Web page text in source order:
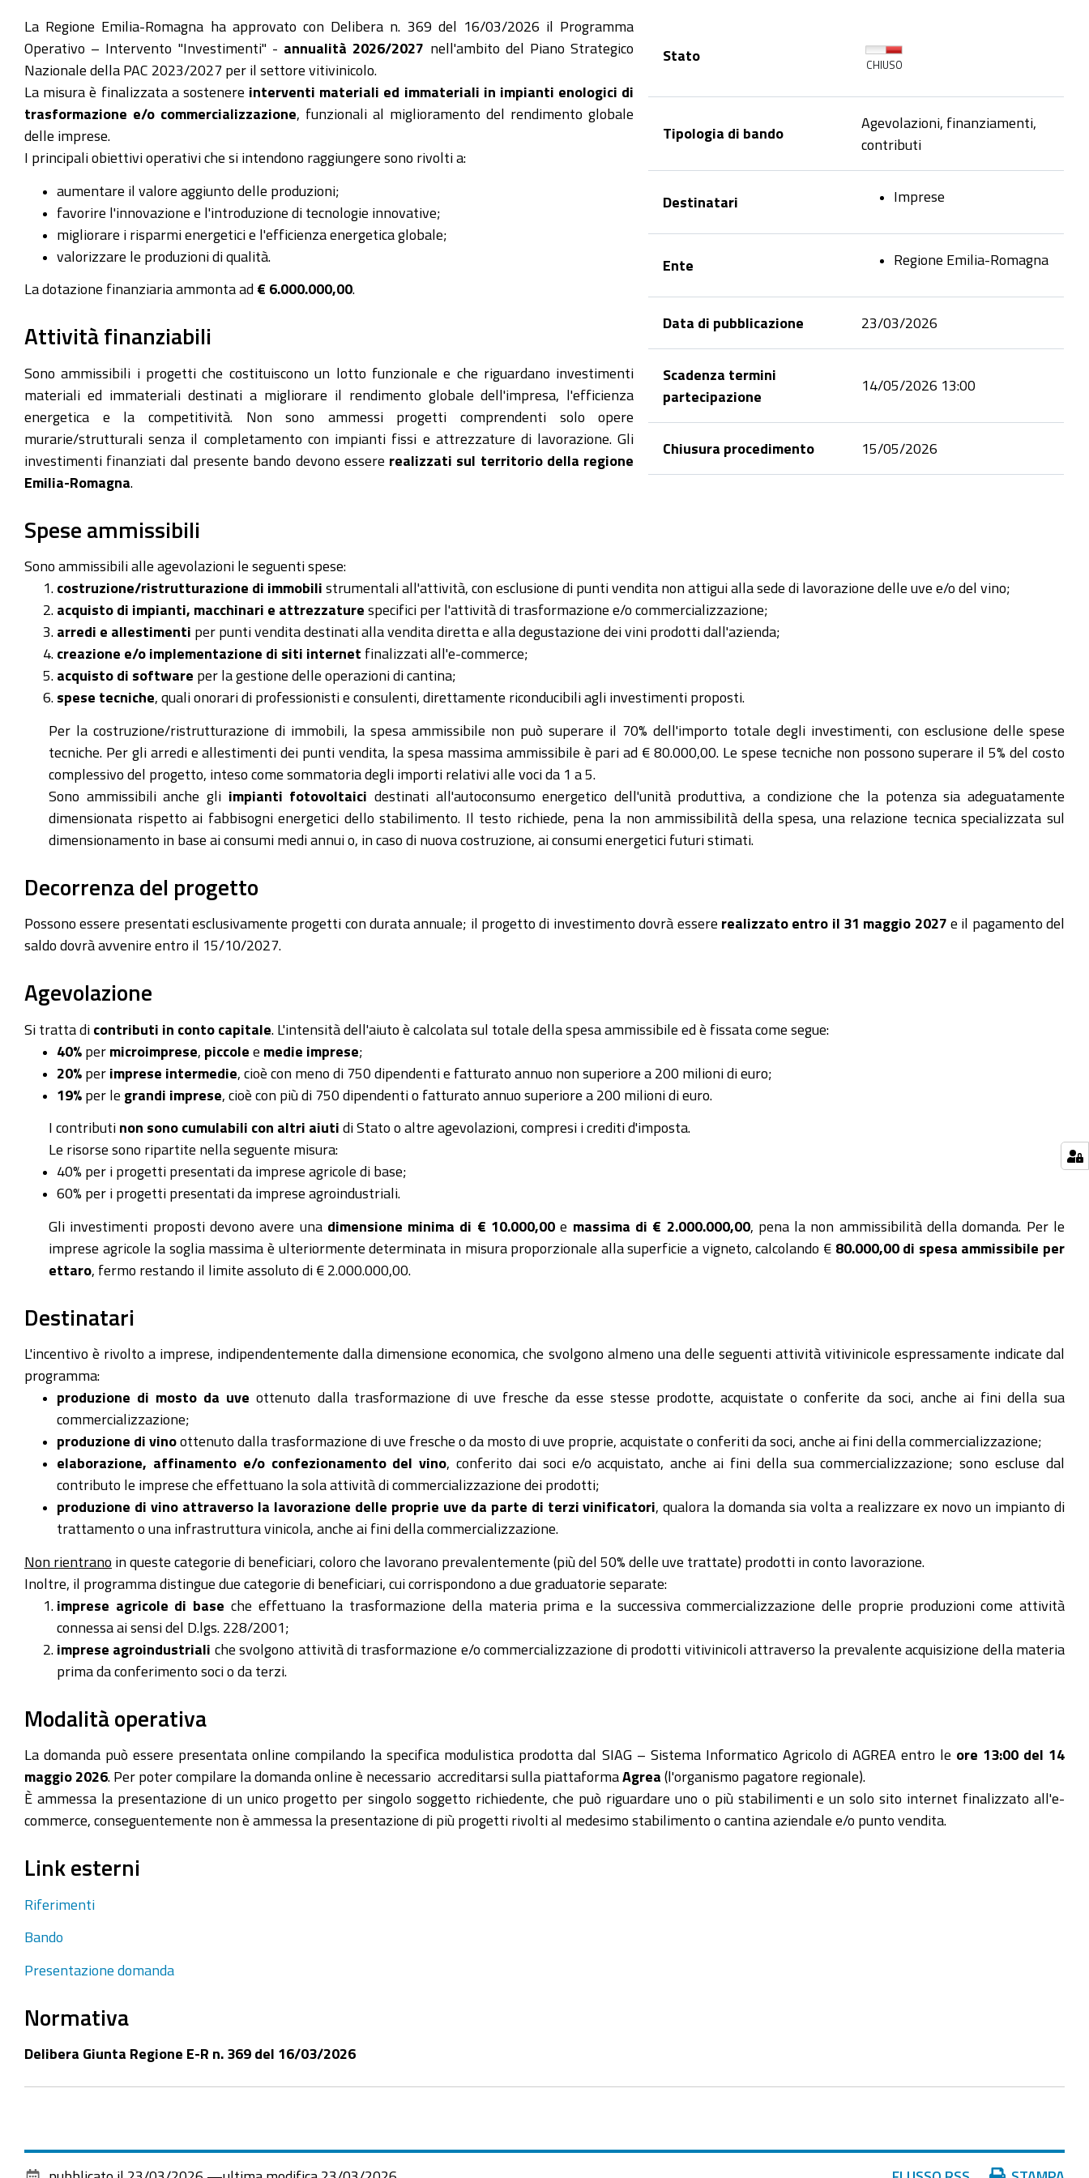
Stato
CHIUSO
Tipologia di bando
Agevolazioni, finanziamenti,
contributi
Destinatari Imprese
Ente Regione Emilia-Romagna
Data di pubblicazione 23/03/2026
Scadenza termini
partecipazione
14/05/2026 13:00
Chiusura procedimento 15/05/2026
La Regione Emilia-Romagna ha approvato con Delibera n. 369 del 16/03/2026 il Programma
Operativo – Intervento "Investimenti" - annualità 2026/2027 nell'ambito del Piano Strategico
Nazionale della PAC 2023/2027 per il settore vitivinicolo.
La misura è finalizzata a sostenere interventi materiali ed immateriali in impianti enologici di
trasformazione e/o commercializzazione , funzionali al miglioramento del rendimento globale
delle imprese.
I principali obiettivi operativi che si intendono raggiungere sono rivolti a:
aumentare il valore aggiunto delle produzioni;
favorire l'innovazione e l'introduzione di tecnologie innovative;
migliorare i risparmi energetici e l'efficienza energetica globale;
valorizzare le produzioni di qualità.
La dotazione finanziaria ammonta ad € 6.000.000,00
Attività finanziabili
Sono ammissibili i progetti che costituiscono un lotto funzionale e che riguardano investimenti
materiali ed immateriali destinati a migliorare il rendimento globale dell'impresa, l'efficienza
energetica e la competitività. Non sono ammessi progetti comprendenti solo opere
murarie/strutturali senza il completamento con impianti fissi e attrezzature di lavorazione. Gli
investimenti finanziati dal presente bando devono essere realizzati sul territorio della regione
Emilia-Romagna
Spese ammissibili
Sono ammissibili alle agevolazioni le seguenti spese:
costruzione/ristrutturazione di immobili strumentali all'attività, con esclusione di punti vendita non attigui alla sede di lavorazione delle uve e/o del vino;
acquisto di impianti, macchinari e attrezzature specifici per l'attività di trasformazione e/o commercializzazione;
arredi e allestimenti per punti vendita destinati alla vendita diretta e alla degustazione dei vini prodotti dall'azienda;
creazione e/o implementazione di siti internet finalizzati all'e-commerce;
acquisto di software per la gestione delle operazioni di cantina;
spese tecniche , quali onorari di professionisti e consulenti, direttamente riconducibili agli investimenti proposti.
Per la costruzione/ristrutturazione di immobili, la spesa ammissibile non può superare il 70% dell'importo totale degli investimenti, con esclusione delle spese
tecniche. Per gli arredi e allestimenti dei punti vendita, la spesa massima ammissibile è pari ad € 80.000,00. Le spese tecniche non possono superare il 5% del costo
complessivo del progetto, inteso come sommatoria degli importi relativi alle voci da 1 a 5.
Sono ammissibili anche gli impianti fotovoltaici destinati all'autoconsumo energetico dell'unità produttiva, a condizione che la potenza sia adeguatamente
dimensionata rispetto ai fabbisogni energetici dello stabilimento. Il testo richiede, pena la non ammissibilità della spesa, una relazione tecnica specializzata sul
dimensionamento in base ai consumi medi annui o, in caso di nuova costruzione, ai consumi energetici futuri stimati.
Decorrenza del progetto
Possono essere presentati esclusivamente progetti con durata annuale; il progetto di investimento dovrà essere realizzato entro il 31 maggio 2027 e il pagamento del
saldo dovrà avvenire entro il 15/10/2027.
Agevolazione
Si tratta di contributi in conto capitale . L'intensità dell'aiuto è calcolata sul totale della spesa ammissibile ed è fissata come segue:
40% per microimprese piccole e medie imprese;
20% per imprese intermedie , cioè con meno di 750 dipendenti e fatturato annuo non superiore a 200 milioni di euro;
19% per le grandi imprese , cioè con più di 750 dipendenti o fatturato annuo superiore a 200 milioni di euro.
I contributi non sono cumulabili con altri aiuti di Stato o altre agevolazioni, compresi i crediti d'imposta.
Le risorse sono ripartite nella seguente misura:
40% per i progetti presentati da imprese agricole di base;
60% per i progetti presentati da imprese agroindustriali.
Gli investimenti proposti devono avere una dimensione minima di € 10.000,00 e massima di € 2.000.000,00, pena la non ammissibilità della domanda. Per le
imprese agricole la soglia massima è ulteriormente determinata in misura proporzionale alla superficie a vigneto, calcolando € 80.000,00 di spesa ammissibile per
ettaro , fermo restando il limite assoluto di € 2.000.000,00.
Destinatari
L'incentivo è rivolto a imprese, indipendentemente dalla dimensione economica, che svolgono almeno una delle seguenti attività vitivinicole espressamente indicate dal
programma:
produzione di mosto da uve ottenuto dalla trasformazione di uve fresche da esse stesse prodotte, acquistate o conferite da soci, anche ai fini della sua
commercializzazione;
produzione di vino ottenuto dalla trasformazione di uve fresche o da mosto di uve proprie, acquistate o conferiti da soci, anche ai fini della commercializzazione;
elaborazione, affinamento e/o confezionamento del vino , conferito dai soci e/o acquistato, anche ai fini della sua commercializzazione; sono escluse dal
contributo le imprese che effettuano la sola attività di commercializzazione dei prodotti;
produzione di vino attraverso la lavorazione delle proprie uve da parte di terzi vinificatori , qualora la domanda sia volta a realizzare ex novo un impianto di
trattamento o una infrastruttura vinicola, anche ai fini della commercializzazione.
Non rientrano in queste categorie di beneficiari, coloro che lavorano prevalentemente (più del 50% delle uve trattate) prodotti in conto lavorazione.
Inoltre, il programma distingue due categorie di beneficiari, cui corrispondono a due graduatorie separate:
imprese agricole di base che effettuano la trasformazione della materia prima e la successiva commercializzazione delle proprie produzioni come attività
connessa ai sensi del D.lgs. 228/2001;
imprese agroindustriali che svolgono attività di trasformazione e/o commercializzazione di prodotti vitivinicoli attraverso la prevalente acquisizione della materia
prima da conferimento soci o da terzi.
Modalità operativa
La domanda può essere presentata online compilando la specifica modulistica prodotta dal SIAG – Sistema Informatico Agricolo di AGREA entro le ore 13:00 del 14
maggio 2026 . Per poter compilare la domanda online è necessario accreditarsi sulla piattaforma Agrea (l'organismo pagatore regionale).
È ammessa la presentazione di un unico progetto per singolo soggetto richiedente, che può riguardare uno o più stabilimenti e un solo sito internet finalizzato all'e-
commerce, conseguentemente non è ammessa la presentazione di più progetti rivolti al medesimo stabilimento o cantina aziendale e/o punto vendita.
Link esterni
Riferimenti
Bando
Presentazione domanda
Normativa
Delibera Giunta Regione E-R n. 369 del 16/03/2026
Azioni